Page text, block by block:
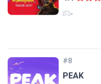
-
#8
PEAK